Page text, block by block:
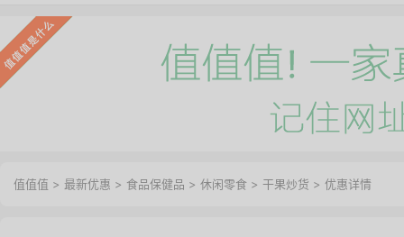
值值值 > 最新优惠 > 食品保健品 > 休闲零食 > 干果炒货 > 优惠详情